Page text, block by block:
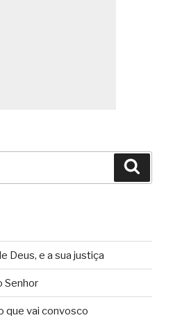
Deus, e a sua justiça
Senhor
que vai convosco